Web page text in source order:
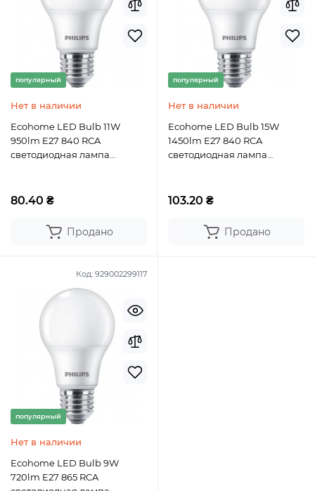
популярный
Нет в наличии
Ecohome LED Bulb 11W
950lm E27 840 RCA
светодиодная лампа
80.40 ₴
Продано
популярный
Нет в наличии
Ecohome LED Bulb 15W
1450lm E27 840 RCA
светодиодная лампа
103.20 ₴
Продано
Код: 929002299117
популярный
Нет в наличии
Ecohome LED Bulb 9W
720lm E27 865 RCA